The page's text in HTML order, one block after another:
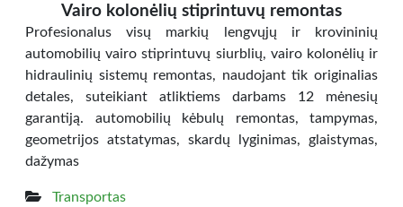
Vairo kolonėlių stiprintuvų remontas
Profesionalus visų markių lengvųjų ir krovininių
automobilių vairo stiprintuvų siurblių, vairo kolonėlių ir
hidraulinių sistemų remontas, naudojant tik originalias
detales, suteikiant atliktiems darbams 12 mėnesių
garantiją. automobilių kėbulų remontas, tampymas,
geometrijos atstatymas, skardų lyginimas, glaistymas,
dažymas
Transportas